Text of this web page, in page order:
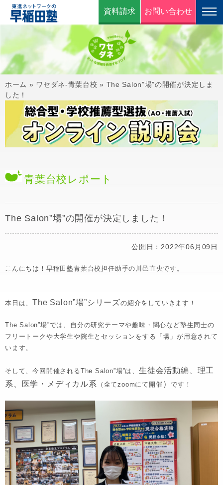
資料請求 お問い合わせ
ホーム » ワセダネ-青葉台校 » The Salon”場”の開催が決定しま
した！
青葉台校 レポート
The Salon”場”の開催が決定しました！
公開日：2022年06月09日
こんにちは！早稲田塾青葉台校担任助手の川邑直央です。
本日は、The Salon”場”シリーズの紹介をしていきます！
The Salon”場”では、自分の研究テーマや趣味・関心など塾生同士の
フリートークや大学生や院生とセッションをする「場」が用意されて
います。
そして、今回開催されるThe Salon”場”は、 生徒会活動編
理工
系
医学・メディカル系 （全てzoomにて開催 ）です！